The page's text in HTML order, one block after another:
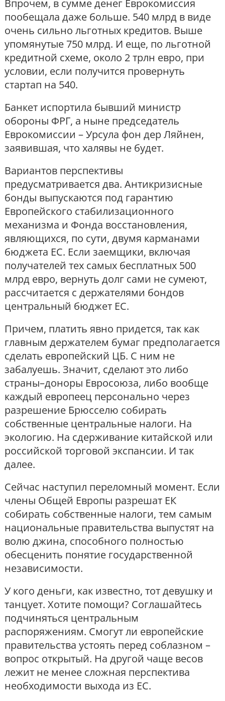
Впрочем, в сумме денег Еврокомиссия
пообещала даже больше. 540 млрд в виде
очень сильно льготных кредитов. Выше
упомянутые 750 млрд. И еще, по льготной
кредитной схеме, около 2 трлн евро, при
условии, если получится провернуть
стартап на 540.
Банкет испортила бывший министр
обороны ФРГ, а ныне председатель
Еврокомиссии – Урсула фон дер Ляйнен,
заявившая, что халявы не будет.
Вариантов перспективы
предусматривается два. Антикризисные
бонды выпускаются под гарантию
Европейского стабилизационного
механизма и Фонда восстановления,
являющихся, по сути, двумя карманами
бюджета ЕС. Если заемщики, включая
получателей тех самых бесплатных 500
млрд евро, вернуть долг сами не сумеют,
рассчитается с держателями бондов
центральный бюджет ЕС.
Причем, платить явно придется, так как
главным держателем бумаг предполагается
сделать европейский ЦБ. С ним не
забалуешь. Значит, сделают это либо
страны–доноры Евросоюза, либо вообще
каждый европеец персонально через
разрешение Брюсселю собирать
собственные центральные налоги. На
экологию. На сдерживание китайской или
российской торговой экспансии. И так
далее.
Сейчас наступил переломный момент. Если
члены Общей Европы разрешат ЕК
собирать собственные налоги, тем самым
национальные правительства выпустят на
волю джина, способного полностью
обесценить понятие государственной
независимости.
У кого деньги, как известно, тот девушку и
танцует. Хотите помощи? Соглашайтесь
подчиняться центральным
распоряжениям. Смогут ли европейские
правительства устоять перед соблазном –
вопрос открытый. На другой чаще весов
лежит не менее сложная перспектива
необходимости выхода из ЕС.